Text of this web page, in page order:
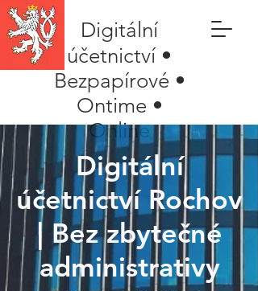
Digitální
účetnictví •
Bezpapírové •
Ontime •
Online
Digitální
účetnictví Rochov
| Bez zbytečné
administrativy